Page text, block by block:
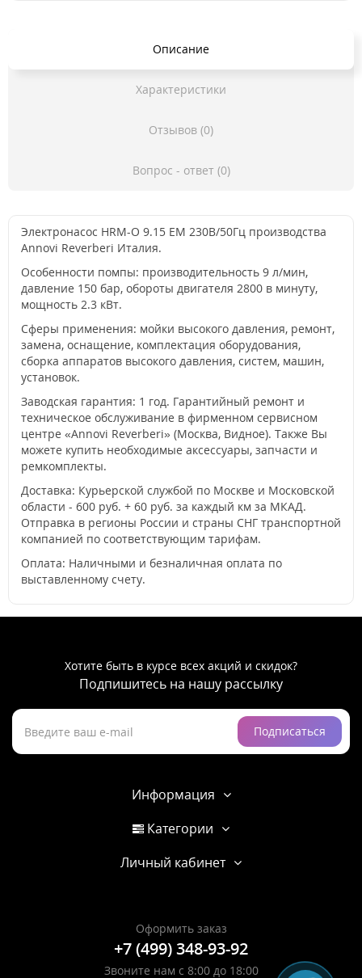
Описание
Характеристики
Отзывов (0)
Вопрос - ответ (0)
Электронасос HRM-O 9.15 EM 230В/50Гц производства
Annovi Reverberi Италия.
Особенности помпы: производительность 9 л/мин,
давление 150 бар, обороты двигателя 2800 в минуту,
мощность 2.3 кВт.
Сферы применения: мойки высокого давления, ремонт,
замена, оснащение, комплектация оборудования,
сборка аппаратов высокого давления, систем, машин,
установок.
Заводская гарантия: 1 год. Гарантийный ремонт и
техническое обслуживание в фирменном сервисном
центре «Annovi Reverberi» (Москва, Видное). Также Вы
можете купить необходимые аксессуары, запчасти и
ремкомплекты.
Доставка: Курьерской службой по Москве и Московской
области - 600 руб. + 60 руб. за каждый км за МКАД.
Отправка в регионы России и страны СНГ транспортной
компанией по соответствующим тарифам.
Оплата: Наличными и безналичная оплата по
выставленному счету.
Хотите быть в курсе всех акций и скидок?
Подпишитесь на нашу рассылку
Подписаться
Информация
Категории
Личный кабинет
Оформить заказ
+7 (499) 348-93-92
Звоните нам с 8:00 до 18:00